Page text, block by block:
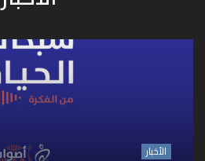
الأخبار